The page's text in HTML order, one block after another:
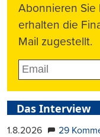
Abonnieren Sie
erhalten die
Mail zugestellt.
Das Interview
1.8.2026 29